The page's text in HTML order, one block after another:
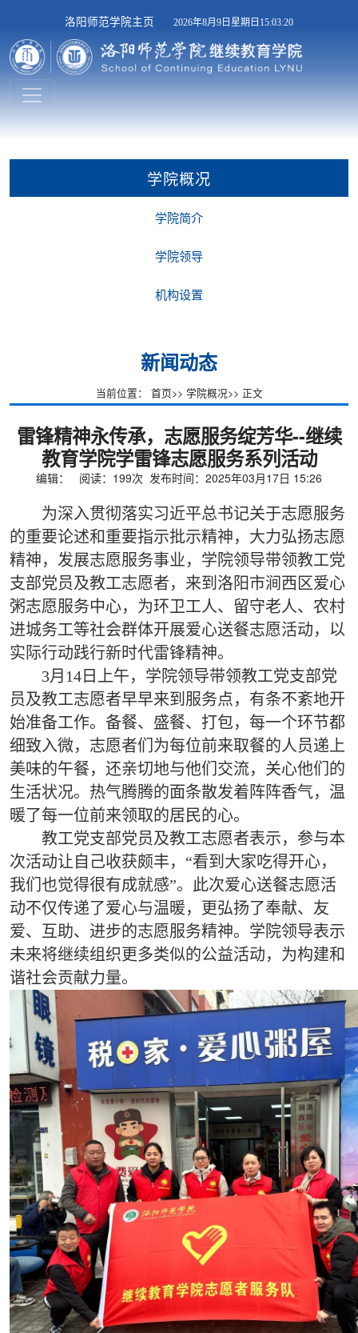
洛阳师范学院主页 2026年8月9日星期日15:03:20
学院概况
学院简介
学院领导
机构设置
新闻动态
当前位置： 首页>> 学院概况>> 正文
雷锋精神永传承，志愿服务绽芳华--继续
教育学院学雷锋志愿服务系列活动
编辑： 阅读： 199次 发布时间：2025年03月17日 15:26
为深入贯彻落实习近平总书记关于志愿服务
的重要论述和重要指示批示精神，大力弘扬志愿
精神，发展志愿服务事业，学院领导带领教工党
支部党员及教工志愿者，来到洛阳市涧西区爱心
粥志愿服务中心，为环卫工人、留守老人、农村
进城务工等社会群体开展爱心送餐志愿活动，以
实际行动践行新时代雷锋精神。
3月14日上午，学院领导带领教工党支部党
员及教工志愿者早早来到服务点，有条不紊地开
始准备工作。备餐、盛餐、打包，每一个环节都
细致入微，志愿者们为每位前来取餐的人员递上
美味的午餐，还亲切地与他们交流，关心他们的
生活状况。热气腾腾的面条散发着阵阵香气，温
暖了每一位前来领取的居民的心。
教工党支部党员及教工志愿者表示，参与本
次活动让自己收获颇丰，“看到大家吃得开心，
我们也觉得很有成就感”。此次爱心送餐志愿活
动不仅传递了爱心与温暖，更弘扬了奉献、友
爱、互助、进步的志愿服务精神。学院领导表示
未来将继续组织更多类似的公益活动，为构建和
谐社会贡献力量。